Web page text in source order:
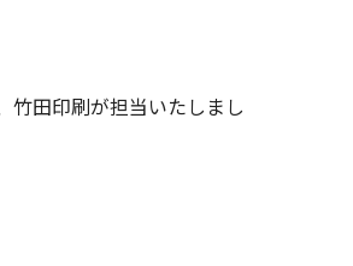
竹田印刷が担当いたしまし